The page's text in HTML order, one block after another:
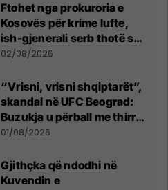
Ftohet nga prokuroria e
Kosovës për krime lufte,
ish-gjenerali serb thotë se
dikush e tradhtoi në
02/08/2026
“Vrisni, vrisni shqiptarët”,
skandal në UFC Beograd:
Buzukja u përball me thirrje
anti-shqiptare nga
01/08/2026
Gjithçka që ndodhi në
Kuvendin e